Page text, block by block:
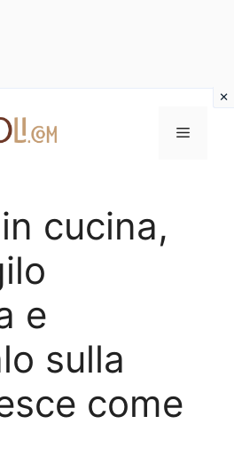
Menu
cucina,
e
sulla
come